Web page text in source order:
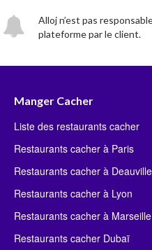
Alloj n’est pas
plateforme par le client.
Manger Cacher
Liste des restaurants cacher
Restaurants cacher à Paris
Restaurants cacher à Deauville
Restaurants cacher à Lyon
Restaurants cacher à Marseille
Restaurants cacher Dubaï